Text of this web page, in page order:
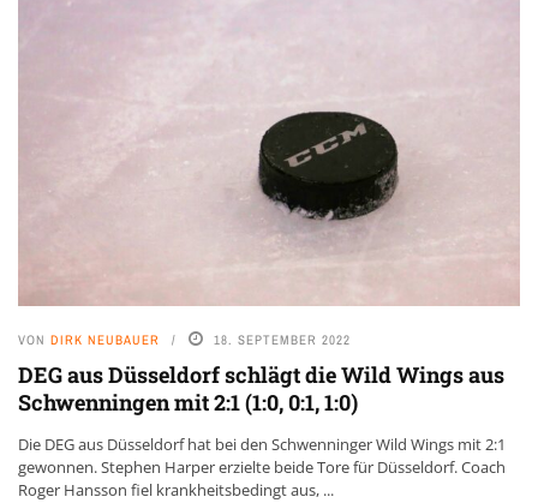
VON DIRK NEUBAUER 18. SEPTEMBER 2022
DEG aus Düsseldorf schlägt die Wild Wings aus
Schwenningen mit 2:1 (1:0, 0:1, 1:0)
Die DEG aus Düsseldorf hat bei den Schwenninger Wild Wings mit 2:1
gewonnen. Stephen Harper erzielte beide Tore für Düsseldorf. Coach
Roger Hansson fiel krankheitsbedingt aus, ...